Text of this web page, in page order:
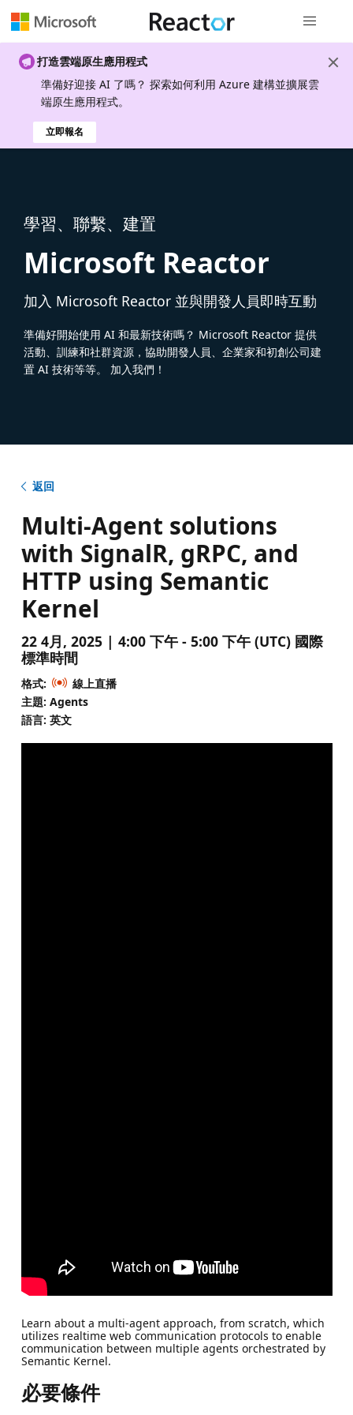
打造雲端原生應用程式
準備好迎接 AI 了嗎？ 探索如何利用 Azure 建構並擴展雲
端原生應用程式。
立即報名
學習、聯繫、建置
Microsoft Reactor
加入 Microsoft Reactor 並與開發人員即時互動
準備好開始使用 AI 和最新技術嗎？ Microsoft Reactor 提供
活動、訓練和社群資源，協助開發人員、企業家和初創公司建
置 AI 技術等等。 加入我們！
返回
Multi-Agent solutions
with SignalR, gRPC, and
HTTP using Semantic
Kernel
22 4月, 2025 | 4:00 下午 - 5:00 下午 (UTC) 國際
標準時間
格式:
線上直播
主題: Agents
語言: 英文
Learn about a multi-agent approach, from scratch, which
utilizes realtime web communication protocols to enable
communication between multiple agents orchestrated by
Semantic Kernel.
必要條件